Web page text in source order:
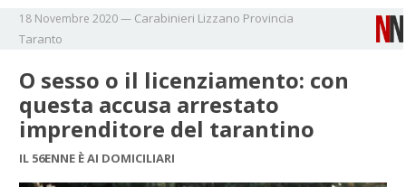
18 Novembre 2020— Carabinieri Lizzano Provincia
Taranto
O sesso o il licenziamento: con
questa accusa arrestato
imprenditore del tarantino
IL 56ENNE È AI DOMICILIARI